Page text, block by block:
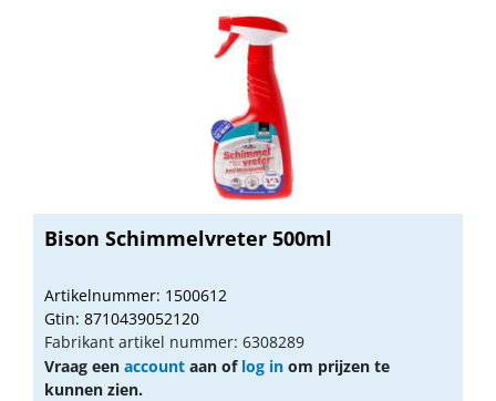
Bison Schimmelvreter 500ml
Artikelnummer: 1500612
Gtin: 8710439052120
Fabrikant artikel nummer: 6308289
Vraag een account aan of log in om prijzen te
kunnen zien.